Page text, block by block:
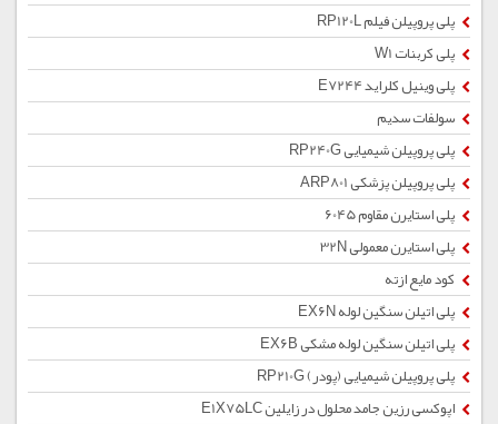
پلی پروپیلن فیلم RP120L
پلی کربنات W1
پلی وینیل کلراید E7244
سولفات سدیم
پلی پروپیلن شیمیایی RP240G
پلی پروپیلن پزشکی ARP801
پلی استایرن مقاوم 6045
پلی استایرن معمولی 32N
کود مایع ازته
پلی اتیلن سنگین لوله EX6N
پلی اتیلن سنگین لوله مشکی EX6B
پلی پروپیلن شیمیایی (پودر) RP210G
اپوکسی رزین جامد محلول در زایلین E1X75LC